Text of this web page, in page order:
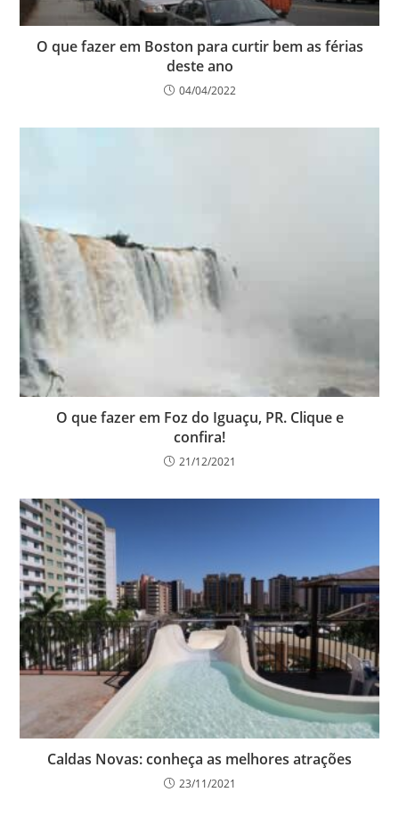
O que fazer em Boston para curtir bem as férias
deste ano
04/04/2022
O que fazer em Foz do Iguaçu, PR. Clique e
confira!
21/12/2021
Caldas Novas: conheça as melhores atrações
23/11/2021